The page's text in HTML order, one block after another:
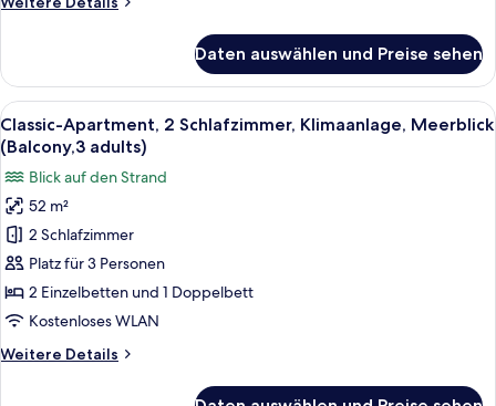
children)
Apartment,
2 Schlafzimmer,
Klimaanlage,
Meerblick
(Balcony,2
adults+4
children)
Daten auswählen und Preise sehen
Alle
Fotos
für
Classic-
Apartment,
2 Schlafzimmer,
Klimaanlage,
Meerblick
(Balcony,3
anzeigen
Zimmersafe, kostenloses WLAN,
22
Classic-Apartment, 2 Schlafzimmer, Klimaanlage, Meerblick
(Balcony,3 adults)
Blick auf den Strand
52 m²
2 Schlafzimmer
Platz für 3 Personen
2 Einzelbetten und 1 Doppelbett
Kostenloses WLAN
Weitere Details
Weitere